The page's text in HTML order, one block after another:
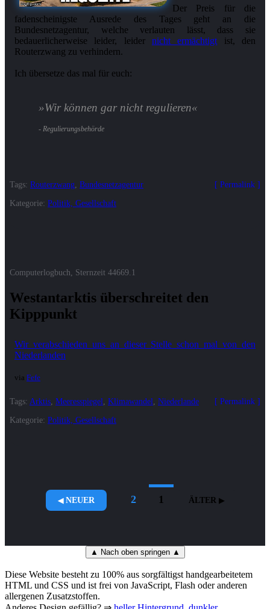
Der Preis für die
fadenscheinigste Ausrede des Tages geht an die
Bundesnetzagentur, welche verlauten lässt, dass sie
bedauerlicherweise leider, leider nicht ermächtigt ist, den
Routerzwang zu verhindern.
Ich übersetze das mal für euch:
Wir können gar nicht regulieren
Permalink
Tags: Routerzwang Bundesnetzagentur
Kategorie: Politik, Gesellschaft
Computerlogbuch, Sternzeit 44669.1
Westantarktis überschreitet den
Kipppunkt
Wir verabschieden uns an dieser Stelle schon mal von den
Niederlanden
via Fefe
Permalink
Tags: Arktis Meeresspiegel Klimawandel Niederlande
Kategorie: Politik, Gesellschaft
NEUER 2 1 ÄLTER
▲ Nach oben springen ▲
Diese Website besteht zu 100% aus sorgfältigst handgearbeitetem
HTML und CSS und ist frei von JavaScript, Flash oder anderen
allergenen Zusatzstoffen.